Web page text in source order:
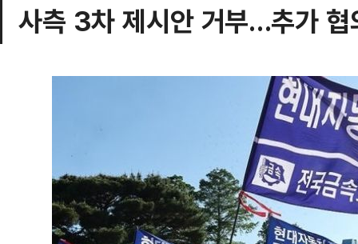
사측 3차 제시안 거부…추가 협